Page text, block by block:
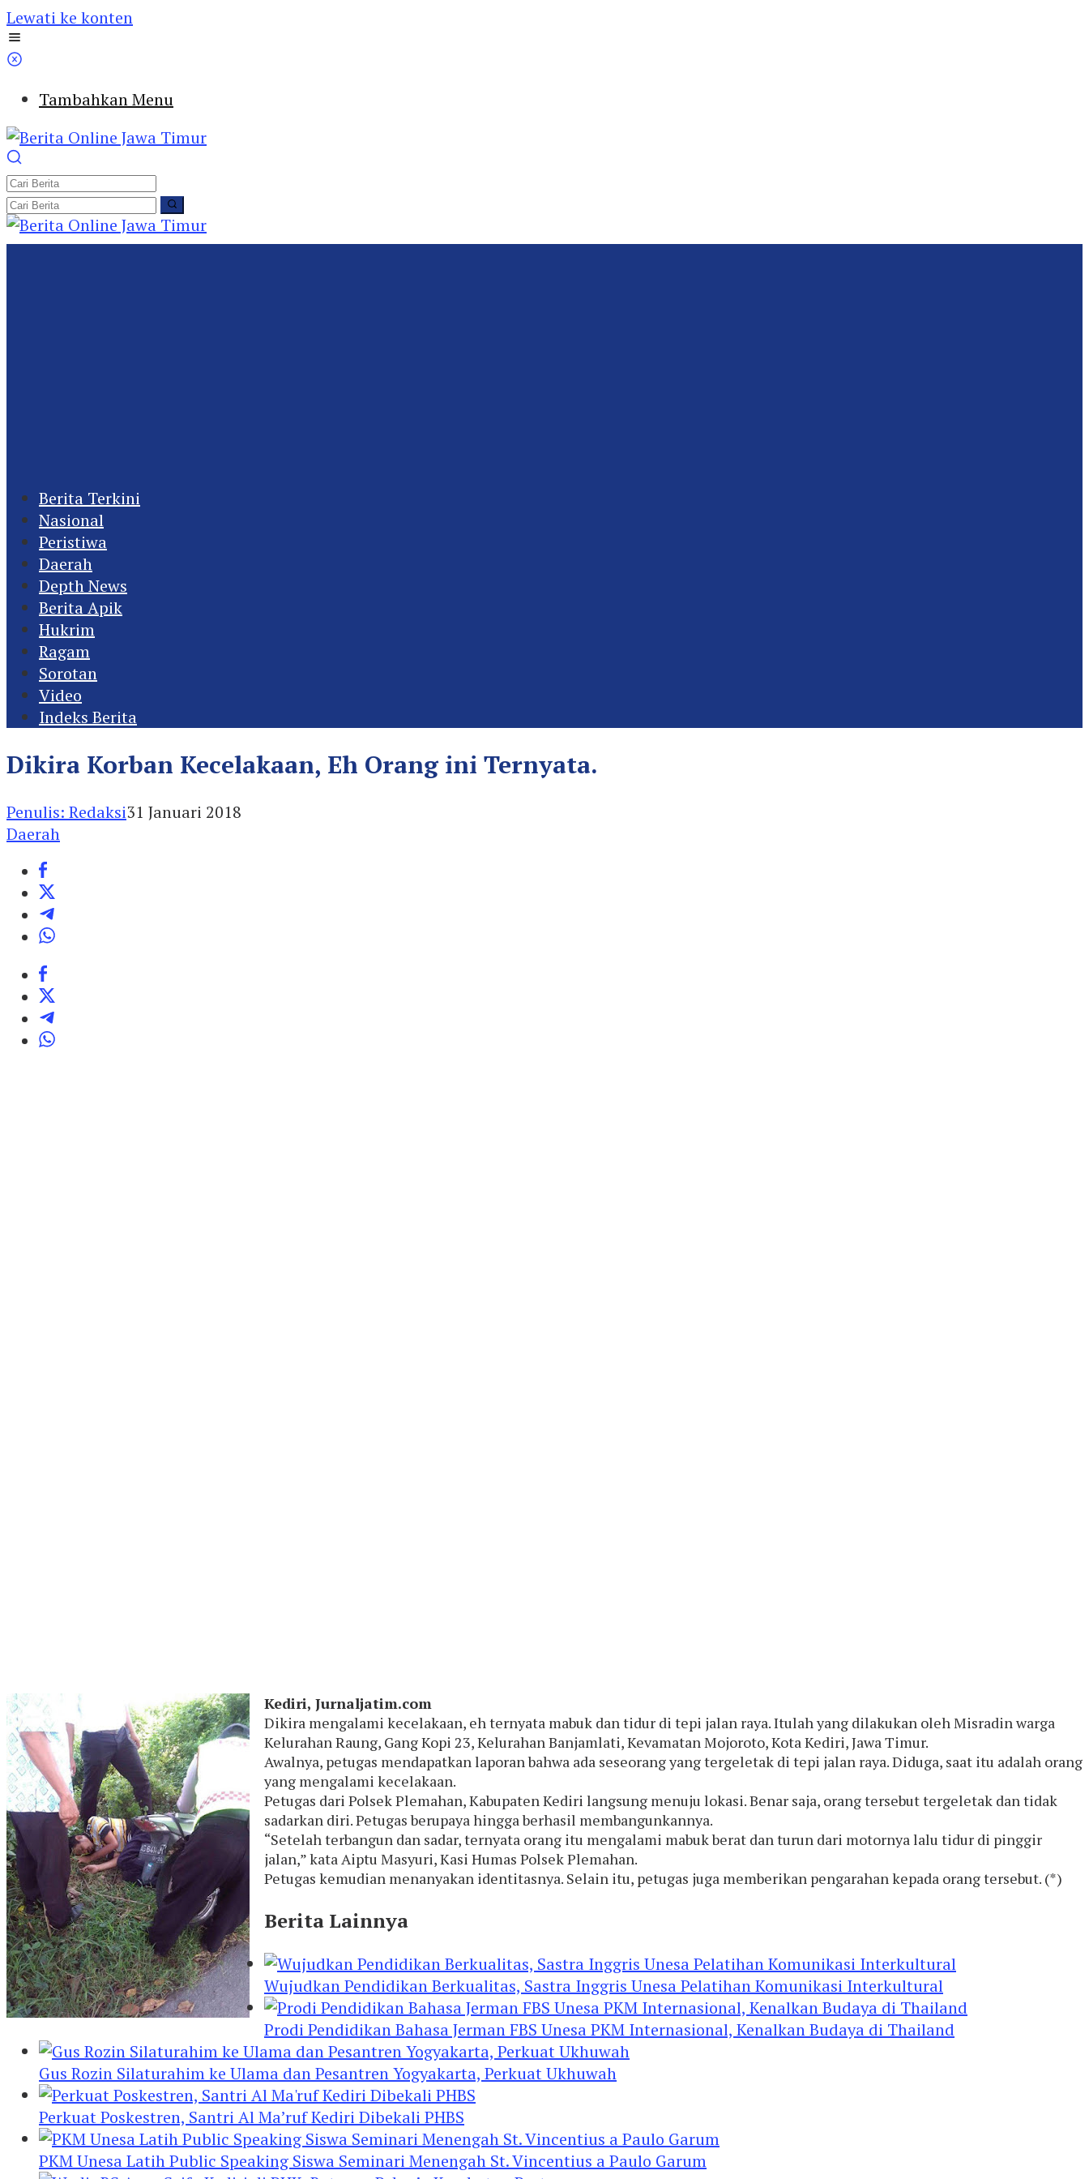
Lewati ke konten
Tambahkan Menu
Berita Terkini
Nasional
Peristiwa
Daerah
Depth News
Berita Apik
Hukrim
Ragam
Sorotan
Video
Indeks Berita
Dikira Korban Kecelakaan, Eh Orang ini Ternyata.
Penulis: Redaksi31 Januari 2018
Daerah
Kediri, Jurnaljatim.com
Dikira mengalami kecelakaan, eh ternyata mabuk dan tidur di tepi jalan raya. Itulah yang dilakukan oleh Misradin warga
Kelurahan Raung, Gang Kopi 23, Kelurahan Banjamlati, Kevamatan Mojoroto, Kota Kediri, Jawa Timur.
Awalnya, petugas mendapatkan laporan bahwa ada seseorang yang tergeletak di tepi jalan raya. Diduga, saat itu adalah orang
yang mengalami kecelakaan.
Petugas dari Polsek Plemahan, Kabupaten Kediri langsung menuju lokasi. Benar saja, orang tersebut tergeletak dan tidak
sadarkan diri. Petugas berupaya hingga berhasil membangunkannya.
“Setelah terbangun dan sadar, ternyata orang itu mengalami mabuk berat dan turun dari motornya lalu tidur di pinggir
jalan,” kata Aiptu Masyuri, Kasi Humas Polsek Plemahan.
Petugas kemudian menanyakan identitasnya. Selain itu, petugas juga memberikan pengarahan kepada orang tersebut. (*)
Berita Lainnya
Wujudkan Pendidikan Berkualitas, Sastra Inggris Unesa Pelatihan Komunikasi Interkultural
Prodi Pendidikan Bahasa Jerman FBS Unesa PKM Internasional, Kenalkan Budaya di Thailand
Gus Rozin Silaturahim ke Ulama dan Pesantren Yogyakarta, Perkuat Ukhuwah
Perkuat Poskestren, Santri Al Ma’ruf Kediri Dibekali PHBS
PKM Unesa Latih Public Speaking Siswa Seminari Menengah St. Vincentius a Paulo Garum